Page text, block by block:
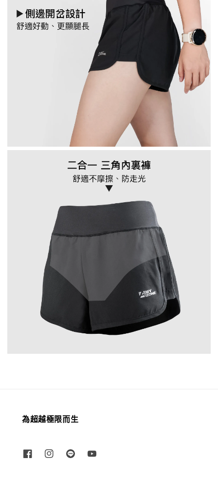
為超越極限而生